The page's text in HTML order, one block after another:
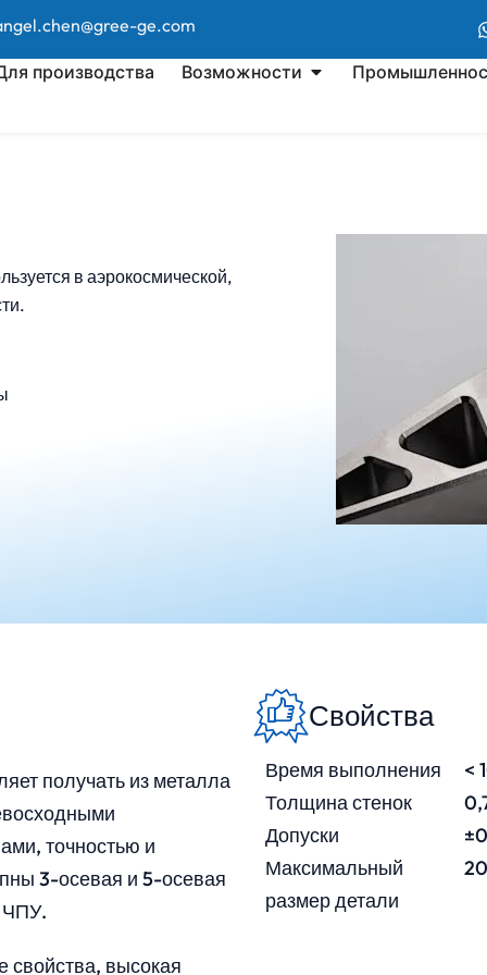
ge.com
производства Возможности
в аэрокосмической,
получать из металла
точностью и
3-осевая и 5-осевая
ЧПУ.
свойства, высокая
Свойства
Время выполнения
<
Толщина стенок
Допуски
Максимальный
размер детали